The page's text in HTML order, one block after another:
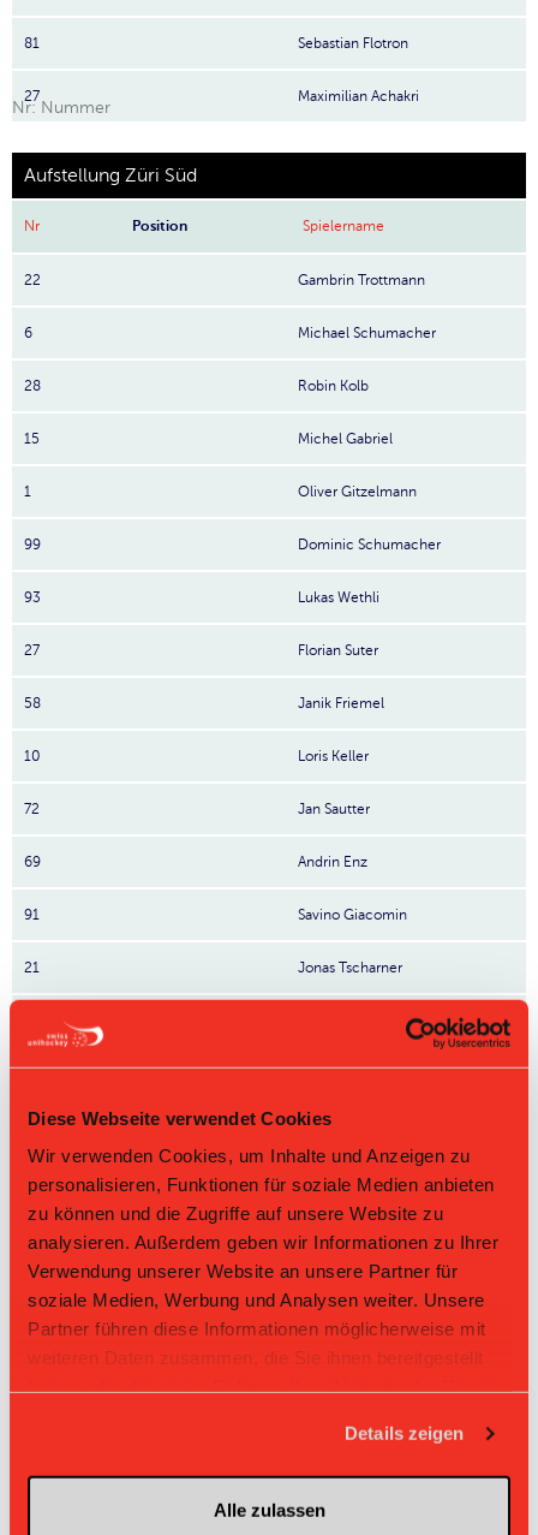
Diese Webseite verwendet Cookies
Wir verwenden Cookies, um Inhalte und Anzeigen zu
personalisieren, Funktionen für soziale Medien anbieten
zu können und die Zugriffe auf unsere Website zu
analysieren. Außerdem geben wir Informationen zu Ihrer
Verwendung unserer Website an unsere Partner für
soziale Medien, Werbung und Analysen weiter. Unsere
Partner führen diese Informationen möglicherweise mit
weiteren Daten zusammen, die Sie ihnen bereitgestellt
Details zeigen
Alle zulassen
81 Sebastian Flotron
27 Maximilian Achakri
Nr: Nummer
Aufstellung Züri Süd
Nr Position Spielername
22 Gambrin Trottmann
6 Michael Schumacher
28 Robin Kolb
15 Michel Gabriel
1 Oliver Gitzelmann
99 Dominic Schumacher
93 Lukas Wethli
27 Florian Suter
58 Janik Friemel
10 Loris Keller
72 Jan Sautter
69 Andrin Enz
91 Savino Giacomin
21 Jonas Tscharner
4 Tino Wettstein
71 Manuel Frei
55 Nino Störi
Andrin Friemel
Nr: Nummer
Tabelle Herren GF 1. Liga Gruppe 2 2025/26 per
08.08.2026
Men
Women
PQ P